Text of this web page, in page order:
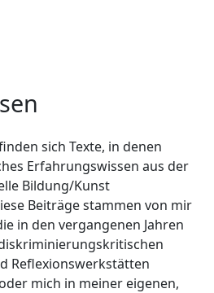
sich Texte, in denen
Erfahrungswissen aus der
Bildung/Kunst
Beiträge stammen von mir
in den vergangenen Jahren
Reflexionswerkstätten
mich in meiner eigenen,